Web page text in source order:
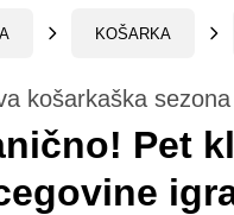
KOŠARKA
košarkaška sezona
Pet